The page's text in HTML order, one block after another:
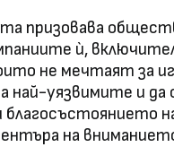
призовава
ѝ,
не мечтаят за
най-уязвимите и да
благосъстоянието
на